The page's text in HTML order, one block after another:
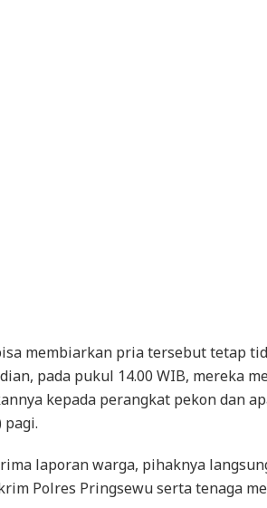
membiarkan pria tersebut tetap
pada pukul 14.00 WIB, mereka
kepada perangkat pekon dan
pagi.
laporan warga, pihaknya
Polres Pringsewu serta tenaga